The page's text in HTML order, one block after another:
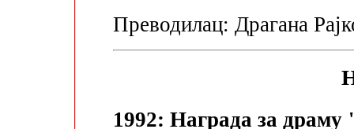
Преводилац: Драгана
1992: Награда за